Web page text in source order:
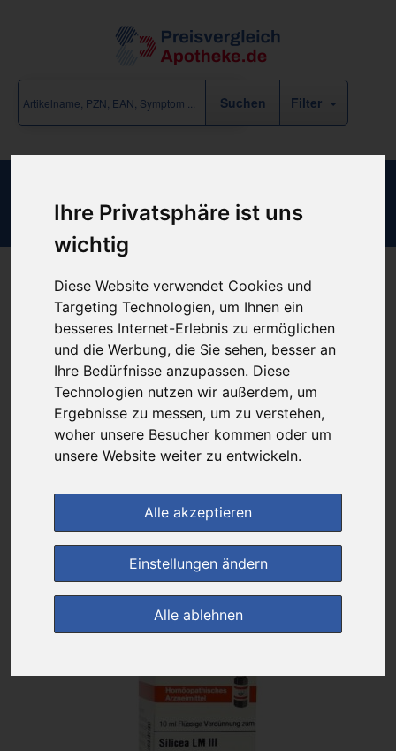
Ihre Privatsphäre ist uns
wichtig
Diese Website verwendet Cookies und
Targeting Technologien, um Ihnen ein
besseres Internet-Erlebnis zu ermöglichen
und die Werbung, die Sie sehen, besser an
Ihre Bedürfnisse anzupassen. Diese
Technologien nutzen wir außerdem, um
Ergebnisse zu messen, um zu verstehen,
woher unsere Besucher kommen oder um
unsere Website weiter zu entwickeln.
Alle akzeptieren
Einstellungen ändern
Alle ablehnen
Filter
SILICEA LM III
Produkt empfehlen
Kein Preis bekannt
Das gewünschte Produkt ist derzeit bei keinem unserer Partner
erhältlich.
(0) Jetzt bewerten!
zur Startseite
Preisalarm